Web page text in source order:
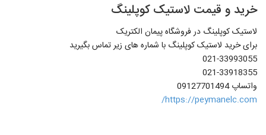
خرید و قیمت لاستیک کوپلینگ
لاستیک کوپلینگ در فروشگاه پیمان الکتریک
برای خرید لاستیک کوپلینگ با شماره های زیر تماس بگیرید
021-33993055
021-33918355
واتساپ 09127701494
https://peymanelc.com/